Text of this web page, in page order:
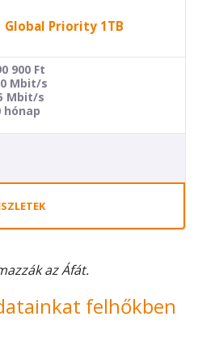
Global Priority 1TB
900 Ft
Mbit/s
Mbit/s
hónap
az Áfát.
felhőkben